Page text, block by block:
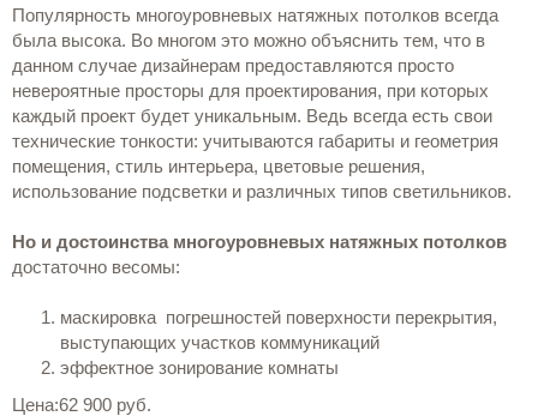
Популярность многоуровневых натяжных потолков всегда
была высока. Во многом это можно объяснить тем, что в
данном случае дизайнерам предоставляются просто
невероятные просторы для проектирования, при которых
каждый проект будет уникальным. Ведь всегда есть свои
технические тонкости: учитываются габариты и геометрия
помещения, стиль интерьера, цветовые решения,
использование подсветки и различных типов светильников.
Но и достоинства многоуровневых натяжных потолков
достаточно весомы:
маскировка погрешностей поверхности перекрытия,
выступающих участков коммуникаций
эффектное зонирование комнаты
Цена:62 900 руб.